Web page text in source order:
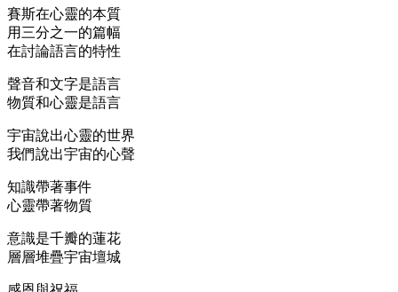
賽斯在心靈的本質
用三分之一的篇幅
在討論語言的特性
聲音和文字是語言
物質和心靈是語言
宇宙說出心靈的世界
我們說出宇宙的心聲
知識帶著事件
心靈帶著物質
意識是千瓣的蓮花
層層堆疊宇宙壇城